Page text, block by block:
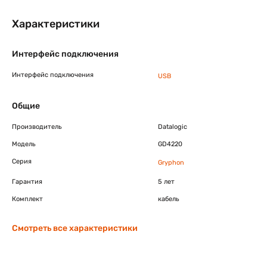
Характеристики
Интерфейс подключения
Интерфейс подключения USB
Общие
Производитель Datalogic
Модель GD4220
Серия Gryphon
Гарантия 5 лет
Комплект кабель
Смотреть все характеристики